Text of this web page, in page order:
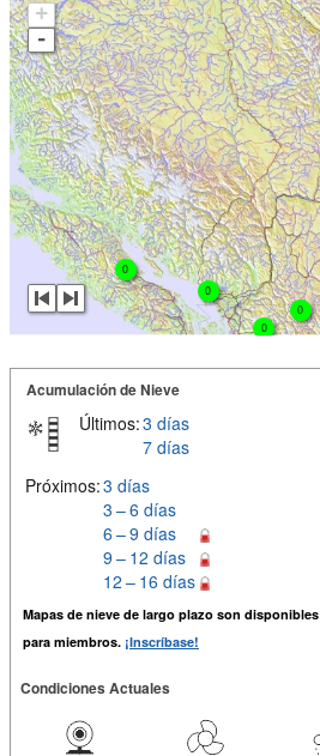
+
-
0
0
0
0
Acumulación de Nieve
Últimos:3 días
7 días
Próximos:3 días
3 – 6 días
6 – 9 días
9 – 12 días
12 – 16 días
Mapas de nieve de largo plazo son disponibles
para miembros. ¡Inscríbase!
Condiciones Actuales